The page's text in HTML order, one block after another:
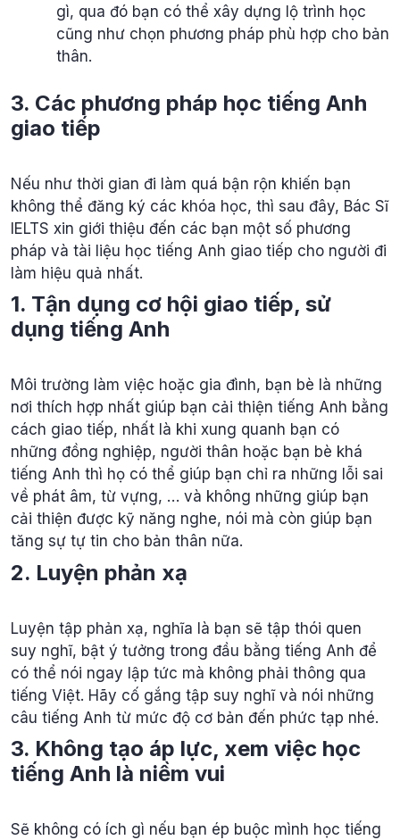
gì, qua đó bạn có thể xây dựng lộ trình học
cũng như chọn phương pháp phù hợp cho bản
thân.
3. Các phương pháp học tiếng Anh
giao tiếp
Nếu như thời gian đi làm quá bận rộn khiến bạn
không thể đăng ký các khóa học, thì sau đây, Bác Sĩ
IELTS xin giới thiệu đến các bạn một số phương
pháp và tài liệu học tiếng Anh giao tiếp cho người đi
làm hiệu quả nhất.
1. Tận dụng cơ hội giao tiếp, sử
dụng tiếng Anh
Môi trường làm việc hoặc gia đình, bạn bè là những
nơi thích hợp nhất giúp bạn cải thiện tiếng Anh bằng
cách giao tiếp, nhất là khi xung quanh bạn có
những đồng nghiệp, người thân hoặc bạn bè khá
tiếng Anh thì họ có thể giúp bạn chỉ ra những lỗi sai
về phát âm, từ vựng, … và không những giúp bạn
cải thiện được kỹ năng nghe, nói mà còn giúp bạn
tăng sự tự tin cho bản thân nữa.
2. Luyện phản xạ
Luyện tập phản xạ, nghĩa là bạn sẽ tập thói quen
suy nghĩ, bật ý tưởng trong đầu bằng tiếng Anh để
có thể nói ngay lập tức mà không phải thông qua
tiếng Việt. Hãy cố gắng tập suy nghĩ và nói những
câu tiếng Anh từ mức độ cơ bản đến phức tạp nhé.
3. Không tạo áp lực, xem việc học
tiếng Anh là niềm vui
Sẽ không có ích gì nếu bạn ép buộc mình học tiếng